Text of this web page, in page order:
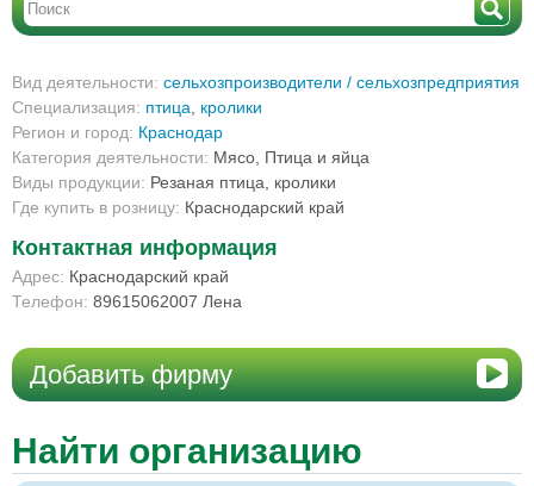
Вид деятельности: сельхозпроизводители / сельхозпредприятия
Специализация: птица
кролики
Регион и город: Краснодар
Категория деятельности: Мясо, Птица и яйца
Виды продукции: Резаная птица, кролики
Где купить в розницу: Краснодарский край
Контактная информация
Адрес: Краснодарский край
Телефон: 89615062007 Лена
Добавить фирму
Найти организацию